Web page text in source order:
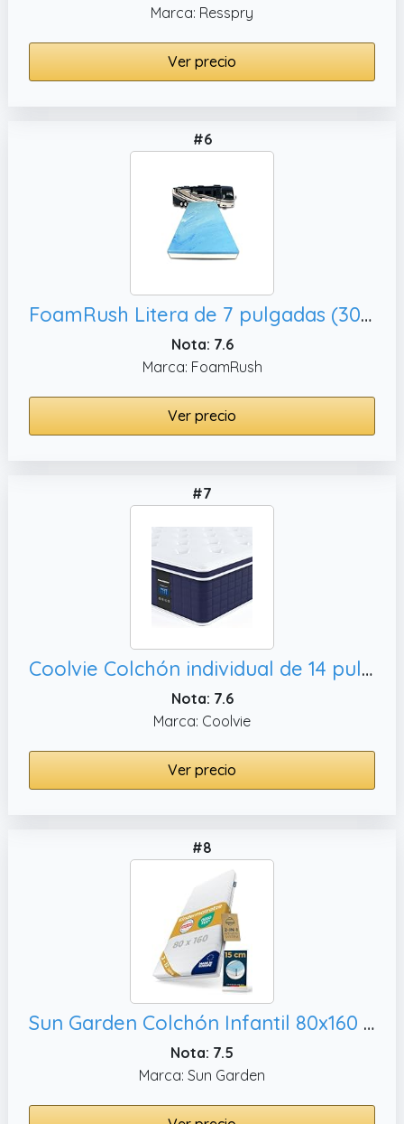
Marca: Resspry
Ver precio
#6
FoamRush Litera de 7 pulgadas (30 x 80 pulgadas) de repuesto de colchón de espuma viscoelástica de gel refrescante, fabricado en Estados
Nota: 7.6
Marca: FoamRush
Ver precio
#7
Coolvie Colchón individual de 14 pulgadas,
Nota: 7.6
Marca: Coolvie
Ver precio
#8
Sun Garden Colchón Infantil 80x160 cm, Fabricado en Europa
Nota: 7.5
Marca: Sun Garden